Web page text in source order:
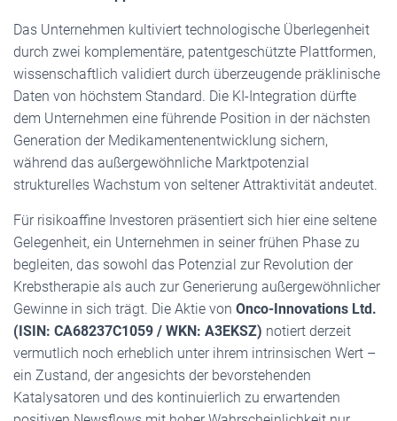
Das Unternehmen kultiviert technologische Überlegenheit
durch zwei komplementäre, patentgeschützte Plattformen,
wissenschaftlich validiert durch überzeugende präklinische
Daten von höchstem Standard. Die KI-Integration dürfte
dem Unternehmen eine führende Position in der nächsten
Generation der Medikamentenentwicklung sichern,
während das außergewöhnliche Marktpotenzial
strukturelles Wachstum von seltener Attraktivität andeutet.
Für risikoaffine Investoren präsentiert sich hier eine seltene
Gelegenheit, ein Unternehmen in seiner frühen Phase zu
begleiten, das sowohl das Potenzial zur Revolution der
Krebstherapie als auch zur Generierung außergewöhnlicher
Gewinne in sich trägt. Die Aktie von Onco-Innovations Ltd.
(ISIN: CA68237C1059 / WKN: A3EKSZ) notiert derzeit
vermutlich noch erheblich unter ihrem intrinsischen Wert –
ein Zustand, der angesichts der bevorstehenden
Katalysatoren und des kontinuierlich zu erwartenden